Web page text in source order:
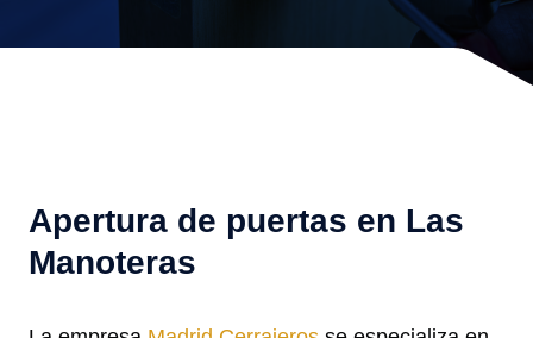
Apertura de puertas en Las
Manoteras